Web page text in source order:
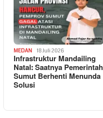
MEDAN 18 Juli 2026
Infrastruktur Mandailing
Natal: Saatnya Pemerintah
Sumut Berhenti Menunda
Solusi